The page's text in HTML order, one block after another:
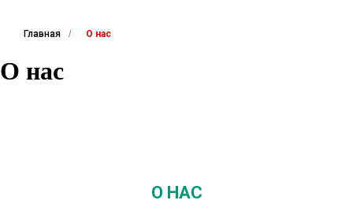
Главная / О нас
О нас
О НАС